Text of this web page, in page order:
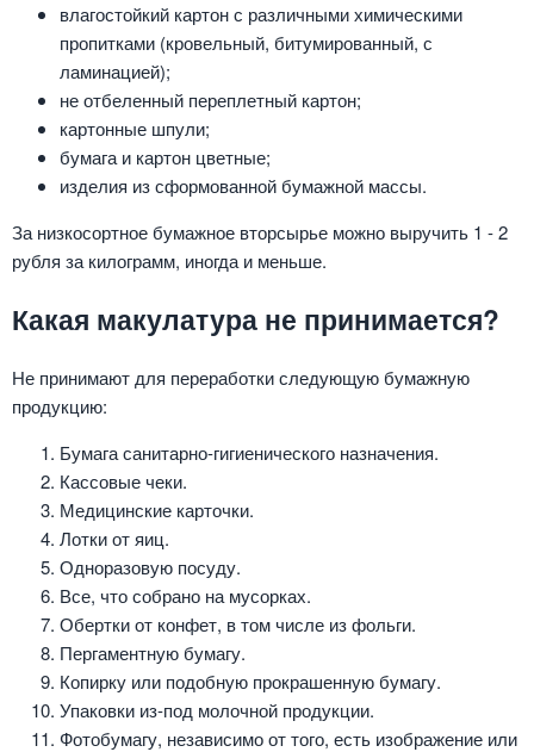
влагостойкий картон с различными химическими
пропитками (кровельный, битумированный, с
ламинацией);
не отбеленный переплетный картон;
картонные шпули;
бумага и картон цветные;
изделия из сформованной бумажной массы.
За низкосортное бумажное вторсырье можно выручить 1 - 2
рубля за килограмм, иногда и меньше.
Какая макулатура не принимается?
Не принимают для переработки следующую бумажную
продукцию:
Бумага санитарно-гигиенического назначения.
Кассовые чеки.
Медицинские карточки.
Лотки от яиц.
Одноразовую посуду.
Все, что собрано на мусорках.
Обертки от конфет, в том числе из фольги.
Пергаментную бумагу.
Копирку или подобную прокрашенную бумагу.
Упаковки из-под молочной продукции.
Фотобумагу, независимо от того, есть изображение или